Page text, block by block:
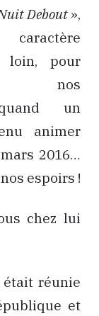
Debout»,
loin, pour
nos
un
animer
2016…
espoirs !
chez lui
réunie
et